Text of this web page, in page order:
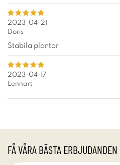
2023-04-21
Doris
Stabila plantor
2023-04-17
Lennart
FÅ VÅRA BÄSTA